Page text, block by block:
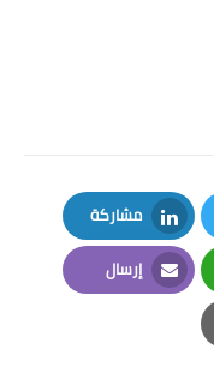
مشاركة
LinkedIn
إرسال
Email